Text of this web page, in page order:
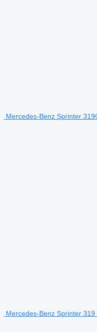
Mercedes-Benz Sprinter
Mercedes-Benz Sprinter